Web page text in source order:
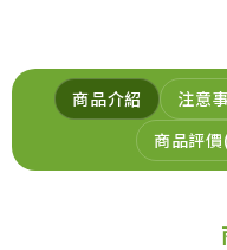
商品介紹 注意
商品評價